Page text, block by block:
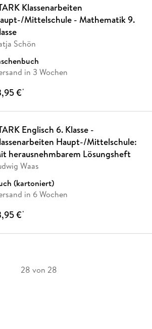
Klassenarbeiten
Mittelschule - Mathematik 9.
Schön
in 3 Wochen
€*
Englisch 6. Klasse -
Haupt-/Mittelschule:
herausnehmbarem Lösungsheft
Waas
(kartoniert)
in 6 Wochen
€*
28 von 28